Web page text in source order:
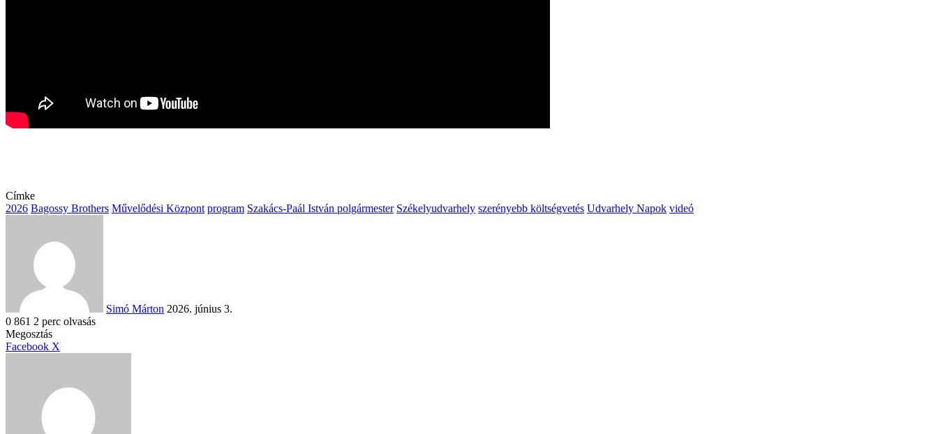
Címke
2026 Bagossy Brothers Művelődési Központ program Szakács-Paál István polgármester Székelyudvarhely szerényebb költségvetés Udvarhely Napok videó
Simó Márton 2026. június 3.
0 861 2 perc olvasás
Facebook
X
Reddit
WhatsApp
Megosztás
email-
Nyomtatás
Megosztás
Facebook X